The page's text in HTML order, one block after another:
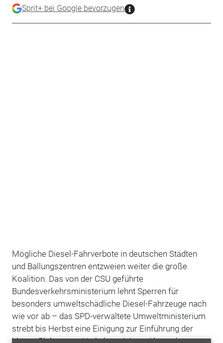
Sprit+ bei Google bevorzugen
Mögliche Diesel-Fahrverbote in deutschen Städten
und Ballungszentren entzweien weiter die große
Koalition. Das von der CSU geführte
Bundesverkehrsministerium lehnt Sperren für
besonders umweltschädliche Diesel-Fahrzeuge nach
wie vor ab – das SPD-verwaltete Umweltministerium
strebt bis Herbst eine Einigung zur Einführung der
blauen Plakette an. Verkehrsminister Alexander